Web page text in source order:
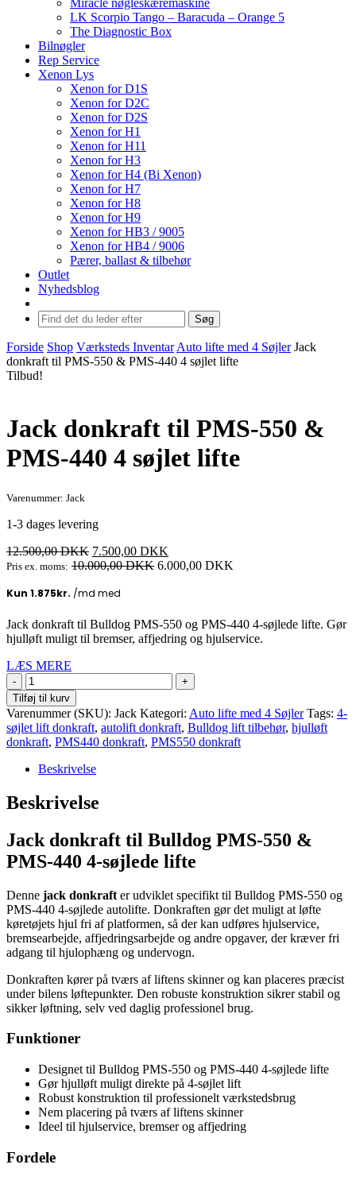
Miracle nøgleskæremaskine
LK Scorpio Tango – Baracuda – Orange 5
The Diagnostic Box
Bilnøgler
Rep Service
Xenon Lys
Xenon for D1S
Xenon for D2C
Xenon for D2S
Xenon for H1
Xenon for H11
Xenon for H3
Xenon for H4 (Bi Xenon)
Xenon for H7
Xenon for H8
Xenon for H9
Xenon for HB3 / 9005
Xenon for HB4 / 9006
Pærer, ballast & tilbehør
Outlet
Nyhedsblog
Søg
Forside Shop Værksteds Inventar Auto lifte med 4 Søjler Jack
donkraft til PMS-550 & PMS-440 4 søjlet lifte
Tilbud!
Jack donkraft til PMS-550 &
PMS-440 4 søjlet lifte
Varenummer: Jack
1-3 dages levering
12.500,00DKK Den
oprindelige
var:
7.500,00 DKK
aktuelle
Pris ex. moms: 10.000,00DKK 6.000,00 DKK
Jack donkraft til Bulldog PMS‑550 og PMS‑440 4‑søjlede lifte. Gør
hjulløft muligt til bremser, affjedring og hjulservice.
LÆS MERE
Jack
donkraft
til
PMS-
550
&
PMS-
440
søjlet
antal
Tilføj til kurv
Varenummer (SKU): Jack Kategori: Auto lifte med 4 Søjler Tags: 4-
søjlet lift donkraft, autolift donkraft, Bulldog lift tilbehør, hjulløft
donkraft, PMS440 donkraft, PMS550 donkraft
Beskrivelse
Beskrivelse
Jack donkraft til Bulldog PMS‑550 &
PMS‑440 4‑søjlede lifte
Denne jack donkraft er udviklet specifikt til Bulldog PMS‑550 og
PMS‑440 4‑søjlede autolifte. Donkraften gør det muligt at løfte
køretøjets hjul fri af platformen, så der kan udføres hjulservice,
bremsearbejde, affjedringsarbejde og andre opgaver, der kræver fri
adgang til hjulophæng og undervogn.
Donkraften kører på tværs af liftens skinner og kan placeres præcist
under bilens løftepunkter. Den robuste konstruktion sikrer stabil og
sikker løftning, selv ved daglig professionel brug.
Funktioner
Designet til Bulldog PMS‑550 og PMS‑440 4‑søjlede lifte
Gør hjulløft muligt direkte på 4‑søjlet lift
Robust konstruktion til professionelt værkstedsbrug
Nem placering på tværs af liftens skinner
Ideel til hjulservice, bremser og affjedring
Fordele